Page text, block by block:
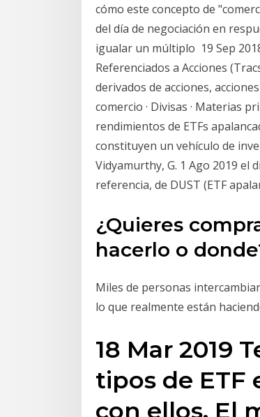
cómo este concepto de
del día de negociación en
igualar un múltiplo 19 Sep
Referenciados a Acciones
derivados de acciones,
comercio · Divisas · Materias
rendimientos de ETFs
constituyen un vehículo de
Vidyamurthy, G. 1 Ago 2019 el
referencia, de DUST (ETF
¿Quieres
hacerlo o
Miles de personas
lo que realmente están
18 Mar 2019
tipos de ETF
con ellos. El